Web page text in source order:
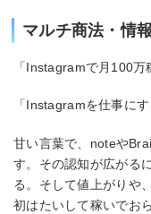
マルチ商法・情
「Instagramで月100万
「Instagramを仕事にす
甘い言葉で、noteや
す。その認知が広がる
る。そして値上がりや
初はたいして稼いでお